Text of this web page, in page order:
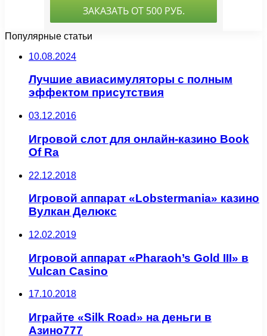
Популярные статьи
10.08.2024
Лучшие авиасимуляторы с полным
эффектом присутствия
03.12.2016
Игровой слот для онлайн-казино Book
Of Ra
22.12.2018
Игровой аппарат «Lobstermania» казино
Вулкан Делюкс
12.02.2019
Игровой аппарат «Pharaoh’s Gold III» в
Vulcan Casino
17.10.2018
Играйте «Silk Road» на деньги в
Азино777